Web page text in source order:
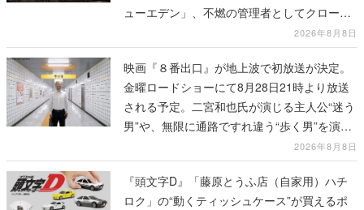
ューエデン」、不燃の管理者としてクローン
人間を増やし、加工して神に捧げる2026年8月8日
映画『８番出口』が地上波で初放送が決定。
金曜ロードショーにて8月28日21時より放送
される予定。二宮和也氏が演じる主人公“迷う
男”や、無限に通路ですれ違う“歩く男”を演じ
2026年8月8日
『頭文字D』「藤原とうふ店（自家用）ハチ
ロク」の“動くティッシュケース”が買えるポ